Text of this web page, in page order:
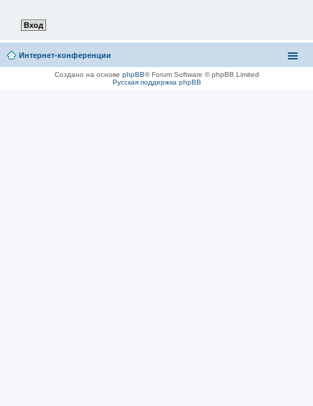
Интернет-конференции
Создано на основе phpBB® Forum Software © phpBB Limited
Русская поддержка phpBB